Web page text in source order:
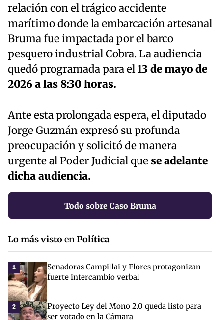
relación con el trágico accidente
marítimo donde la embarcación artesanal
Bruma fue impactada por el barco
pesquero industrial Cobra. La audiencia
quedó programada para el 13 de mayo de
2026 a las 8:30 horas.
Ante esta prolongada espera, el diputado
Jorge Guzmán expresó su profunda
preocupación y solicitó de manera
urgente al Poder Judicial que se adelante
dicha audiencia.
Todo sobre Caso Bruma
Lo más vistoenPolítica
1
Senadoras Campillai y Flores protagonizan
fuerte intercambio verbal
2
Proyecto Ley del Mono 2.0 queda listo para
ser votado en la Cámara